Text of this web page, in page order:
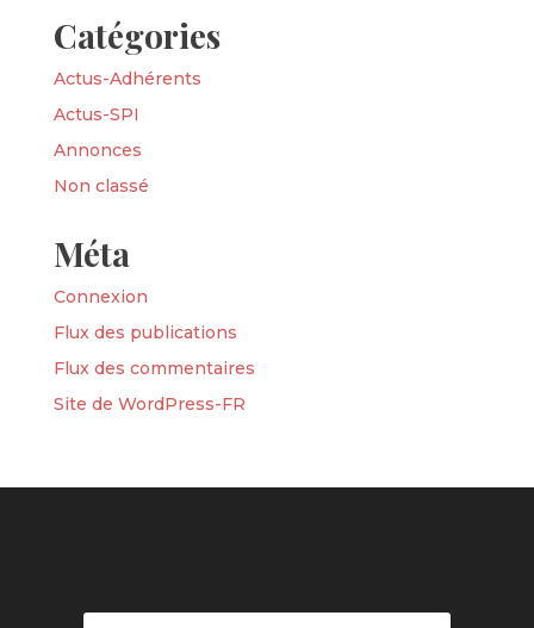
Catégories
Actus-Adhérents
Actus-SPI
Annonces
Non classé
Méta
Connexion
Flux des publications
Flux des commentaires
Site de WordPress-FR